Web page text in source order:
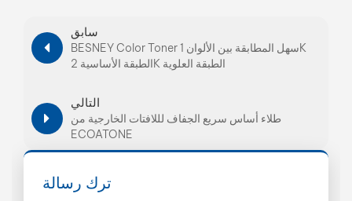
سابق
BESNEY Color Toner سهل المطابقة بين الألوان 1K
الطبقة الأساسية 2K الطبقة العلوية
التالي
طلاء أساس سريع الجفاف لللافتات الخارجية من
ECOATONE
ترك رسالة